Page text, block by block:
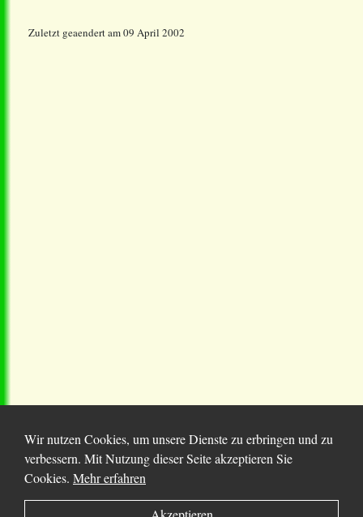
Zuletzt geaendert am 09 April 2002
© 2025 Chortitza.org | Supported byD. F. Plett
Wir nutzen Cookies, um unsere Dienste zu erbringen und zu
verbessern. Mit Nutzung dieser Seite akzeptieren Sie
Cookies. Mehr erfahren